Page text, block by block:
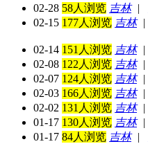
02-28 58人浏览 吉林|
02-15 177人浏览 吉林|
02-14 151人浏览 吉林|
02-08 122人浏览 吉林|
02-07 124人浏览 吉林|
02-03 166人浏览 吉林|
02-02 131人浏览 吉林|
01-17 130人浏览 吉林|
01-17 84人浏览 吉林|